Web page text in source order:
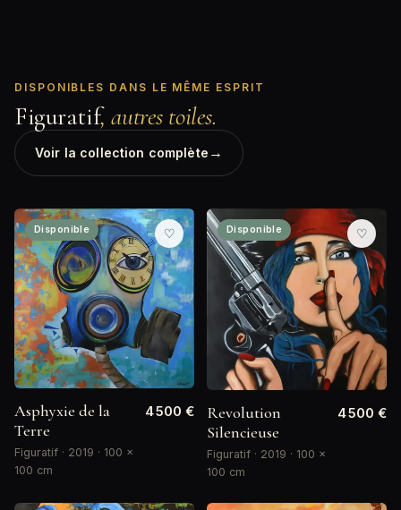
DISPONIBLES DANS LE MÊME ESPRIT
Figuratif, autres toiles.
Voir la collection complète →
Disponible ♡
Asphyxie de la
Terre
Figuratif · 2019 · 100 ×
100 cm
4 500 €
Disponible ♡
Revolution
Silencieuse
Figuratif · 2019 · 100 ×
100 cm
4 500 €